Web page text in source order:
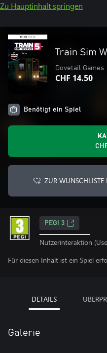
Zu Hauptinhalt springen
Train Sim
Dovetail Games
CHF 14.50
Benötigt ein Spiel
ZUR
PEGI 3
Nutzerinteraktion
Für diesen Inhalt ist ein Spiel
DETAILS
Galerie